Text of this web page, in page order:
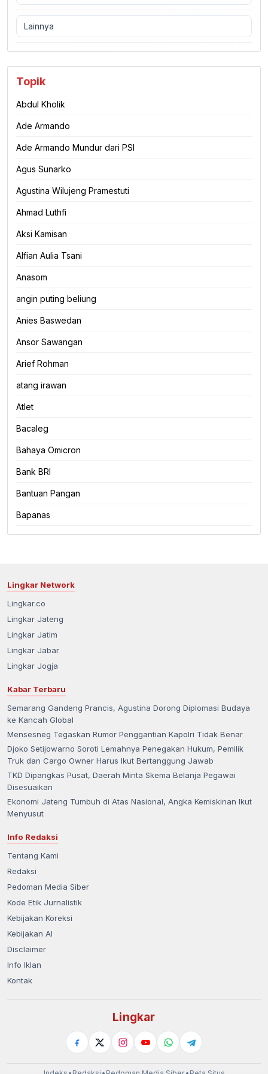
Lainnya
Topik
Abdul Kholik
Ade Armando
Ade Armando Mundur dari PSI
Agus Sunarko
Agustina Wilujeng Pramestuti
Ahmad Luthfi
Aksi Kamisan
Alfian Aulia Tsani
Anasom
angin puting beliung
Anies Baswedan
Ansor Sawangan
Arief Rohman
atang irawan
Atlet
Bacaleg
Bahaya Omicron
Bank BRI
Bantuan Pangan
Bapanas
Lingkar Network
Lingkar.co
Lingkar Jateng
Lingkar Jatim
Lingkar Jabar
Lingkar Jogja
Kabar Terbaru
Semarang Gandeng Prancis, Agustina Dorong Diplomasi Budaya
ke Kancah Global
Mensesneg Tegaskan Rumor Penggantian Kapolri Tidak Benar
Djoko Setijowarno Soroti Lemahnya Penegakan Hukum, Pemilik
Truk dan Cargo Owner Harus Ikut Bertanggung Jawab
TKD Dipangkas Pusat, Daerah Minta Skema Belanja Pegawai
Disesuaikan
Ekonomi Jateng Tumbuh di Atas Nasional, Angka Kemiskinan Ikut
Menyusut
Info Redaksi
Tentang Kami
Redaksi
Pedoman Media Siber
Kode Etik Jurnalistik
Kebijakan Koreksi
Kebijakan AI
Disclaimer
Info Iklan
Kontak
Lingkar